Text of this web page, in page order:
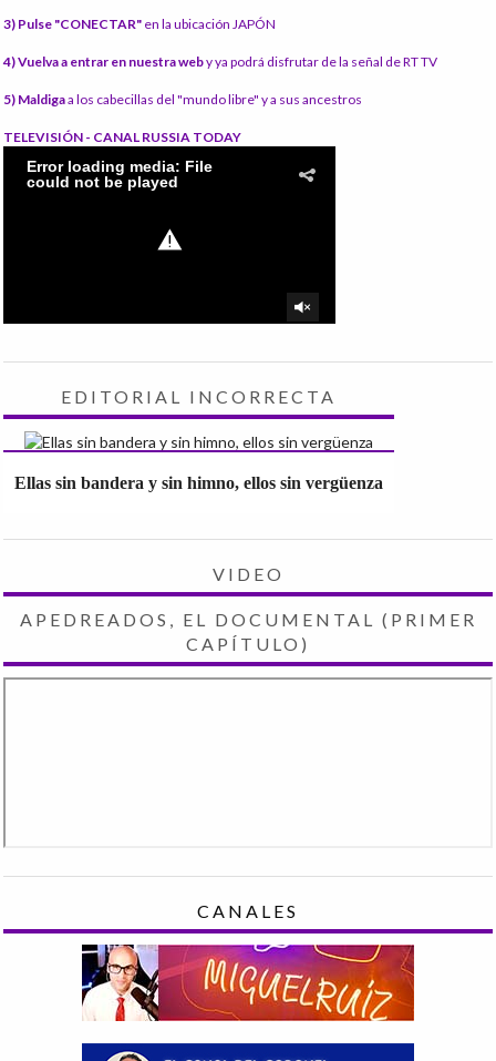
3) Pulse "CONECTAR" en la ubicación JAPÓN
4) Vuelva a entrar en nuestra weby ya podrá disfrutar de la señal de RT TV
5) Maldigaa los cabecillas del "mundo libre" y a sus ancestros
TELEVISIÓN - CANAL RUSSIA TODAY
EDITORIAL INCORRECTA
Ellas sin bandera y sin himno, ellos sin vergüenza
VIDEO
APEDREADOS, EL DOCUMENTAL (PRIMER
CAPÍTULO)
CANALES